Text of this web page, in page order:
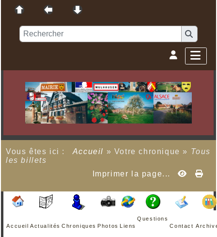
Vous êtes ici : Accueil » Votre chronique » Tous
les billets
Imprimer la page...
Accueil Actualités Chroniques Photos Liens
Questions
Contact